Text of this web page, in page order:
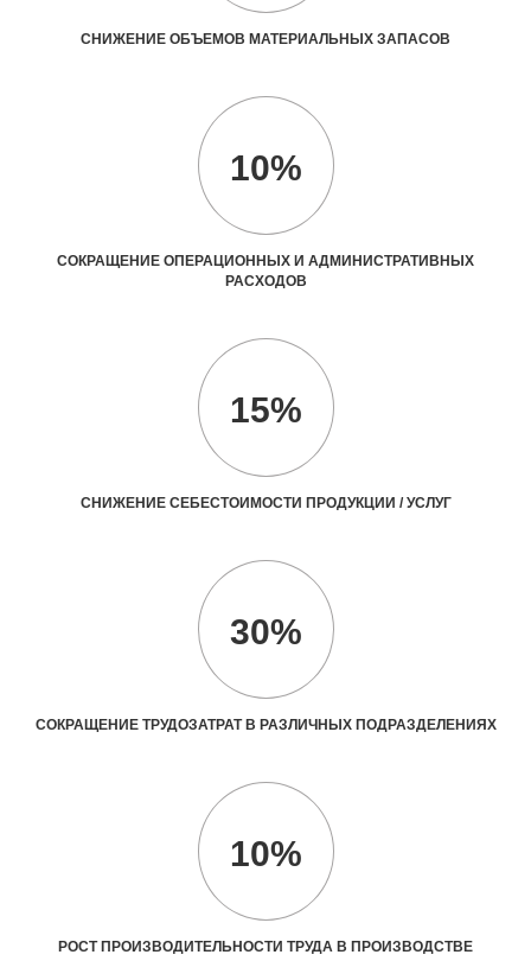
СНИЖЕНИЕ ОБЪЕМОВ МАТЕРИАЛЬНЫХ ЗАПАСОВ
10%
СОКРАЩЕНИЕ ОПЕРАЦИОННЫХ И АДМИНИСТРАТИВНЫХ
РАСХОДОВ
15%
СНИЖЕНИЕ СЕБЕСТОИМОСТИ ПРОДУКЦИИ / УСЛУГ
30%
СОКРАЩЕНИЕ ТРУДОЗАТРАТ В РАЗЛИЧНЫХ ПОДРАЗДЕЛЕНИЯХ
10%
РОСТ ПРОИЗВОДИТЕЛЬНОСТИ ТРУДА В ПРОИЗВОДСТВЕ